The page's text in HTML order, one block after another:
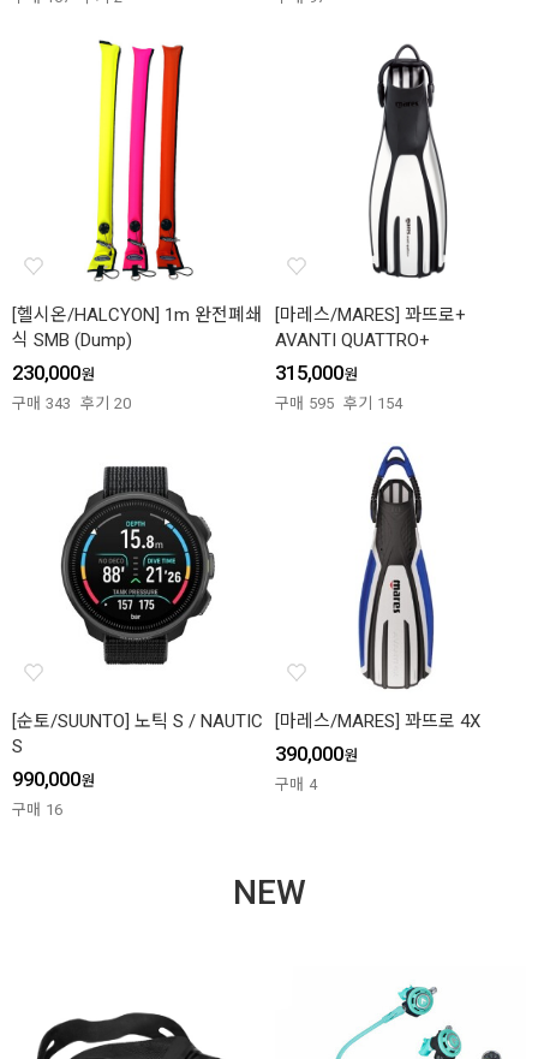
[헬시온/HALCYON] 1m 완전폐쇄
식 SMB (Dump)
230,000원
구매 343 후기 20
[마레스/MARES] 꽈뜨로+
AVANTI QUATTRO+
315,000원
구매 595 후기 154
[순토/SUUNTO] 노틱 S / NAUTIC
S
990,000원
구매 16
[마레스/MARES] 꽈뜨로 4X
390,000원
구매 4
NEW